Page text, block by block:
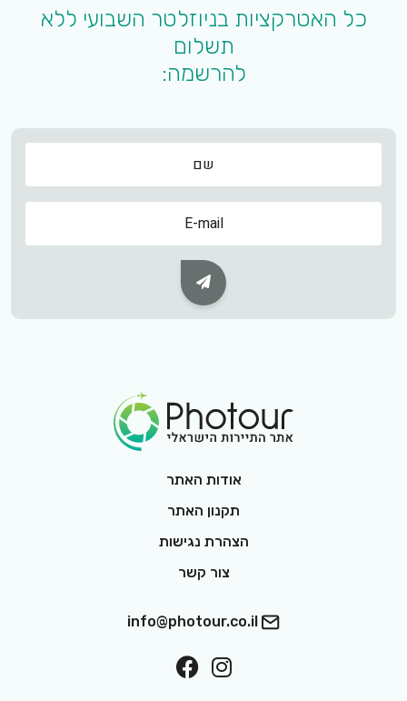
כל האטרקציות בניוזלטר השבועי ללא
תשלום
להרשמה:
שם
שם
Subscribe Button
אודות האתר
תקנון האתר
הצהרת נגישות
צור קשר
info@photour.co.il
Follow On Interest
On Facebook